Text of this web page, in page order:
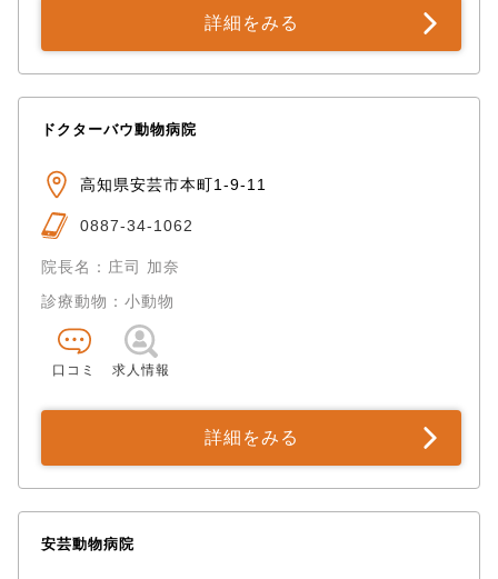
詳細をみる
ドクターバウ動物病院
高知県安芸市本町1-9-11
0887-34-1062
院長名：庄司 加奈
診療動物：小動物
口コミ 求人情報
詳細をみる
安芸動物病院